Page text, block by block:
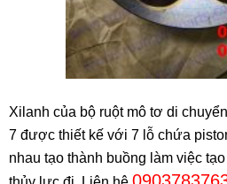
Xilanh của bộ ruột mô tơ di
7 được thiết kế với 7 lỗ chứa
nhau tạo thành buồng làm việc